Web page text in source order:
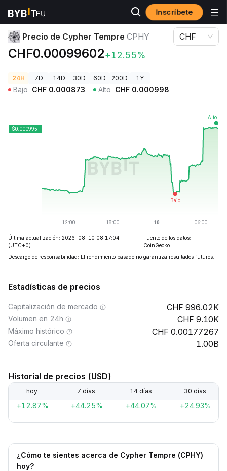
Inscríbete
Precios de Criptomonedas Precio de Cypher Tempre CPHY
Precio de Cypher Tempre CPHY
CHF0.00099602+12.55%
CHF
24H 7D 14D 30D 60D 200D 1Y
Bajo CHF 0.000873 Alto CHF 0.000998
Última actualización: 2026-08-10 08:17:04
(UTC+0)
Fuente de los datos:
CoinGecko
Descargo de responsabilidad: El rendimiento pasado no garantiza resultados futuros.
Estadísticas de precios
Capitalización de mercado 996.02K
Volumen en 24h 9.10K
Máximo histórico 0.00177267
Oferta circulante 1.00B
Historial de precios (USD)
hoy 7 días 14 días 30 días
+12.87% +44.25% +44.07% +24.93%
¿Cómo te sientes acerca de Cypher Tempre (CPHY)
hoy?